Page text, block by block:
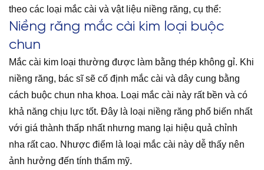
theo các loại mắc cài và vật liệu niềng răng, cụ thể:
Niềng răng mắc cài kim loại buộc
chun
Mắc cài kim loại thường được làm bằng thép không gỉ. Khi
niềng răng, bác sĩ sẽ cố định mắc cài và dây cung bằng
cách buộc chun nha khoa. Loại mắc cài này rất bền và có
khả năng chịu lực tốt. Đây là loại niềng răng phổ biến nhất
với giá thành thấp nhất nhưng mang lại hiệu quả chỉnh
nha rất cao. Nhược điểm là loại mắc cài này dễ thấy nên
ảnh hưởng đến tính thẩm mỹ.